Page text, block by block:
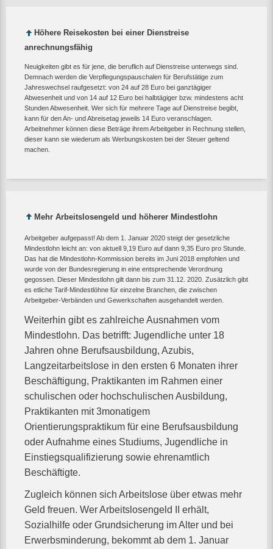
Höhere Reisekosten bei einer Dienstreise
anrechnungsfähig
Neuigkeiten gibt es für jene, die beruflich auf Dienstreise unterwegs sind.
Demnach werden die Verpflegungspauschalen für Berufstätige zum
Jahreswechsel raufgesetzt: von 24 auf 28 Euro bei ganztägiger
Abwesenheit und von 14 auf 12 Euro bei halbtägiger bzw. mindestens acht
Stunden Abwesenheit. Wer sich für mehrere Tage auf Dienstreise begibt,
kann für den An- und Abreisetag jeweils 14 Euro veranschlagen.
Arbeitnehmer können diese Beträge ihrem Arbeitgeber in Rechnung stellen,
dieser kann sie wiederum als Werbungskosten bei der Steuer geltend
machen.
Mehr Arbeitslosengeld und höherer Mindestlohn
Arbeitgeber aufgepasst! Ab dem 1. Januar 2020 steigt der gesetzliche
Mindestlohn leicht an: von aktuell 9,19 Euro auf dann 9,35 Euro pro Stunde.
Das hat die Mindestlohn-Kommission bereits im Juni 2018 empfohlen und
wurde von der Bundesregierung in eine entsprechende Verordnung
gegossen. Dieser Mindestlohn gilt dann bis zum 31.12. 2020. Zusätzlich gibt
es etliche Tarif-Mindestlöhne für einzelne Branchen, die zwischen
Arbeitgeber-Verbänden und Gewerkschaften ausgehandelt werden.
Weiterhin gibt es zahlreiche Ausnahmen vom
Mindestlohn. Das betrifft: Jugendliche unter 18
Jahren ohne Berufsausbildung, Azubis,
Langzeitarbeitslose in den ersten 6 Monaten ihrer
Beschäftigung, Praktikanten im Rahmen einer
schulischen oder hochschulischen Ausbildung,
Praktikanten mit 3monatigem
Orientierungspraktikum für eine Berufsausbildung
oder Aufnahme eines Studiums, Jugendliche in
Einstiegsqualifizierung sowie ehrenamtlich
Beschäftigte.
Zugleich können sich Arbeitslose über etwas mehr
Geld freuen. Wer Arbeitslosengeld II erhält,
Sozialhilfe oder Grundsicherung im Alter und bei
Erwerbsminderung, bekommt ab dem 1. Januar